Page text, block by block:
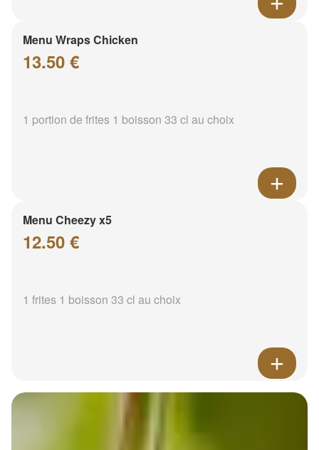
Menu Wraps Chicken
13.50 €
1 portion de frites 1 boisson 33 cl au choix
Menu Cheezy x5
12.50 €
1 frites 1 boisson 33 cl au choix